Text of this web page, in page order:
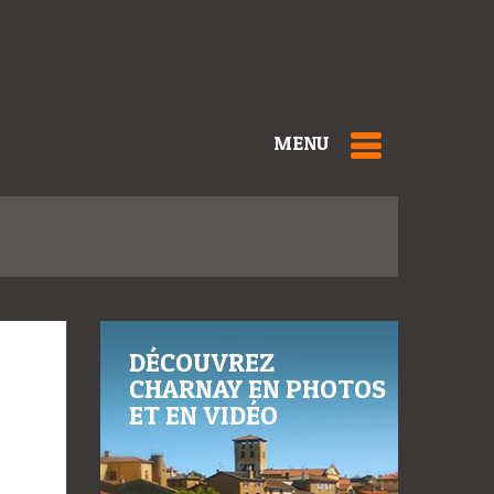
MENU
DÉCOUVREZ
CHARNAY EN PHOTOS
ET EN VIDÉO